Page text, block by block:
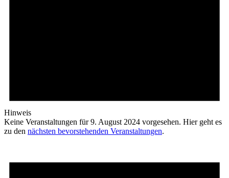
Hinweis
Keine Veranstaltungen für 9. August 2024 vorgesehen. Hier geht es
zu den nächsten bevorstehenden Veranstaltungen.